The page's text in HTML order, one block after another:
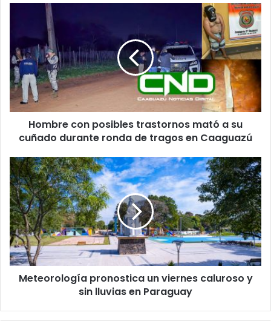
r
r
e
e
t
r
ó
n
i
c
o
Hombre con posibles trastornos mató a su
cuñado durante ronda de tragos en Caaguazú
Meteorología pronostica un viernes caluroso y
sin lluvias en Paraguay